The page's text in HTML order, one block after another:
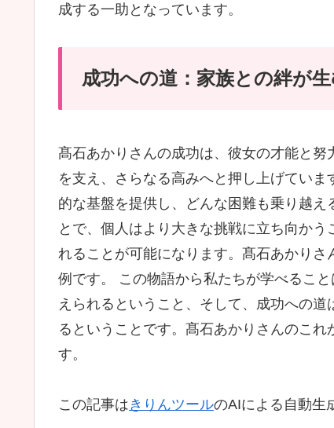
成する一助となっています。
成功への道：家族との絆が生
髙石あかりさんの成功は、彼女の才能と
を支え、さらなる高みへと押し上げてい
的な基盤を提供し、どんな困難も乗り越
とで、個人はより大きな挑戦に立ち向か
れることが可能になります。髙石あかり
例です。 この物語から私たちが学べるこ
えられるということ、そして、成功への
るということです。髙石あかりさんのこ
す。
この記事はきりんツールのAIによる自動生